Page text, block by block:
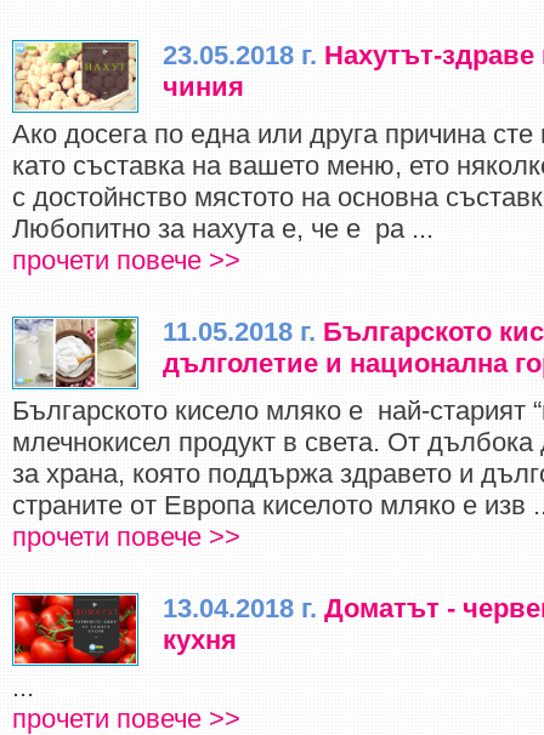
23.05.2018 г. Нахутът-
чиния
Ако досега по една или друга причина
като съставка на вашето меню, ето
с достойнство мястото на основна
Любопитно за нахута е, че е ра ...
прочети повече >>
11.05.2018 г. Българското
дълголетие и национална
Българското кисело мляко е най-старият
млечнокисел продукт в света. От дълбока
за храна, която поддържа здравето и
страните от Европа киселото мляко е изв
прочети повече >>
13.04.2018 г. Доматът -
кухня
...
прочети повече >>